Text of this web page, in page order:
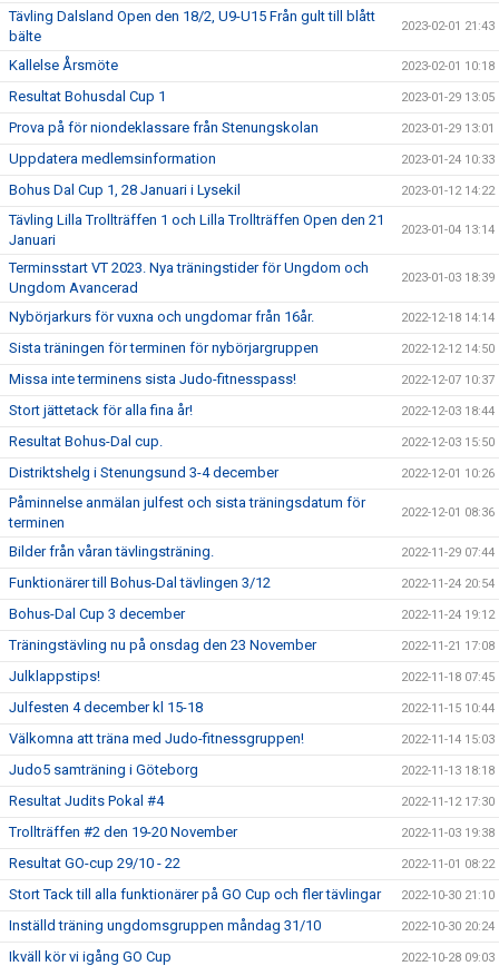
Tävling Dalsland Open den 18/2, U9-U15 Från gult till blått
bälte
2023-02-01 21:43
Kallelse Årsmöte 2023-02-01 10:18
Resultat Bohusdal Cup 1 2023-01-29 13:05
Prova på för niondeklassare från Stenungskolan 2023-01-29 13:01
Uppdatera medlemsinformation 2023-01-24 10:33
Bohus Dal Cup 1, 28 Januari i Lysekil 2023-01-12 14:22
Tävling Lilla Trollträffen 1 och Lilla Trollträffen Open den 21
Januari
2023-01-04 13:14
Terminsstart VT 2023. Nya träningstider för Ungdom och
Ungdom Avancerad
2023-01-03 18:39
Nybörjarkurs för vuxna och ungdomar från 16år. 2022-12-18 14:14
Sista träningen för terminen för nybörjargruppen 2022-12-12 14:50
Missa inte terminens sista Judo-fitnesspass! 2022-12-07 10:37
Stort jättetack för alla fina år! 2022-12-03 18:44
Resultat Bohus-Dal cup. 2022-12-03 15:50
Distriktshelg i Stenungsund 3-4 december 2022-12-01 10:26
Påminnelse anmälan julfest och sista träningsdatum för
terminen
2022-12-01 08:36
Bilder från våran tävlingsträning. 2022-11-29 07:44
Funktionärer till Bohus-Dal tävlingen 3/12 2022-11-24 20:54
Bohus-Dal Cup 3 december 2022-11-24 19:12
Träningstävling nu på onsdag den 23 November 2022-11-21 17:08
Julklappstips! 2022-11-18 07:45
Julfesten 4 december kl 15-18 2022-11-15 10:44
Välkomna att träna med Judo-fitnessgruppen! 2022-11-14 15:03
Judo5 samträning i Göteborg 2022-11-13 18:18
Resultat Judits Pokal #4 2022-11-12 17:30
Trollträffen #2 den 19-20 November 2022-11-03 19:38
Resultat GO-cup 29/10 - 22 2022-11-01 08:22
Stort Tack till alla funktionärer på GO Cup och fler tävlingar 2022-10-30 21:10
Inställd träning ungdomsgruppen måndag 31/10 2022-10-30 20:24
Ikväll kör vi igång GO Cup 2022-10-28 09:03